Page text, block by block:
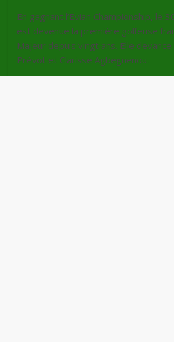
En gagnant l’Evian Championship, le
est devenue la première golfeuse
Majeur depuis vingt ans. Elle
Prévot et Clarisse Agbegnenou.